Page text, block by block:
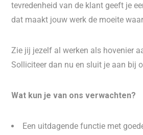
tevredenheid van de klant geeft je
dat maakt jouw werk de moeite
Zie jij jezelf al werken als hovenier
Solliciteer dan nu en sluit je aan bij
Wat kun je van ons verwachten?
Een uitdagende functie met